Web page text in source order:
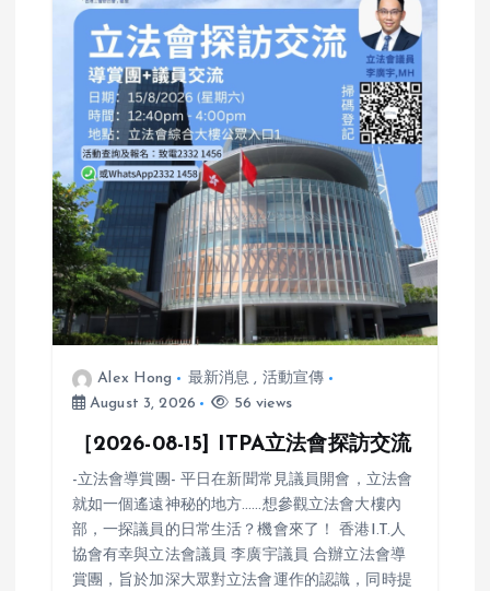
a
t
o
Alex Hong 最新消息 , 活動宣傳
August 3, 2026
56 views
［2026-08-15] ITPA立法會探訪交流
-立法會導賞團- 平日在新聞常見議員開會，立法會
就如一個遙遠神秘的地方……想參觀立法會大樓內
部，一探議員的日常生活？機會來了！ 香港I.T.人
協會有幸與立法會議員 李廣宇議員 合辦立法會導
賞團，旨於加深大眾對立法會運作的認識，同時提